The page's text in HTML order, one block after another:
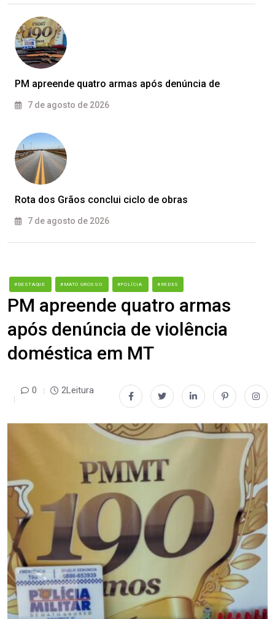
PM apreende quatro armas após denúncia de
7 de agosto de 2026
Rota dos Grãos conclui ciclo de obras
7 de agosto de 2026
#DESTAQUE #MATO GROSSO #POLÍCIA #REDES
PM apreende quatro armas
após denúncia de violência
doméstica em MT
0 2Leitura